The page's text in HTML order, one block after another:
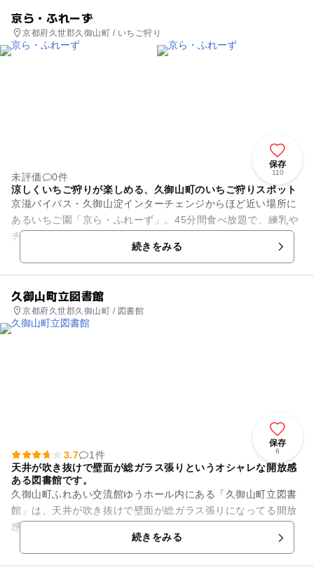
京ら・ふれーず
京都府久世郡久御山町 / いちご狩り
保存
110
未評価
0件
涼しくいちご狩りが楽しめる、久御山町のいちご狩りスポット
京滋バイパス・久御山淀インターチェンジからほど近い場所に
あるいちご園「京ら・ふれーず」。45分間食べ放題で、練乳や
チョコソースのサービスもあります。練乳がたっぷりほしい場
合はチューブの販売も。高...続きをみる
久御山町立図書館
京都府久世郡久御山町 / 図書館
保存
6
3.7
1件
天井が吹き抜けで壁面が総ガラス張りというオシャレな開放感
ある図書館です。
久御山町ふれあい交流館ゆうホール内にある「久御山町立図書
館」は、天井が吹き抜けで壁面が総ガラス張りになってる開放
感抜群の図書館で晴れの日にはガラスから日の光が入り子持ち
いい日差しを浴びながら読書...続きをみる